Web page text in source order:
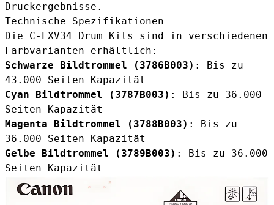
Druckergebnisse.
Technische Spezifikationen
Die C-EXV34 Drum Kits sind in verschiedenen
Farbvarianten erhältlich:
Schwarze Bildtrommel ( 3786B003) : Bis zu
43.000 Seiten Kapazität
Cyan Bildtrommel ( 3787B003) : Bis zu 36.000
Seiten Kapazität
Magenta Bildtrommel ( 3788B003) : Bis zu
36.000 Seiten Kapazität
Gelbe Bildtrommel ( 3789B003) : Bis zu 36.000
Seiten Kapazität